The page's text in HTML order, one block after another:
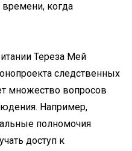
времени, когда
Тереза Мей
следственных
множество вопросов
Например,
полномочия
доступ к